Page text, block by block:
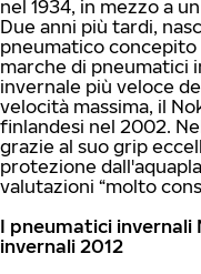
nel 1934, in mezzo a
Due anni più tardi,
pneumatico
marche di pneumatici
invernale più veloce
velocità massima, il
finlandesi nel 2002.
grazie al suo grip
protezione
valutazioni “molto
I pneumatici
invernali 2012